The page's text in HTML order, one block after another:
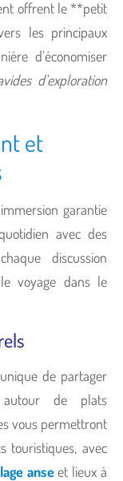
offrent le **petit
les principaux
d’économiser
d’exploration
et
garantie
avec des
discussion
voyage dans le
de partager
de plats
vous permettront
touristiques, avec
anseet lieux à